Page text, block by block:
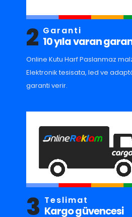
2 Garanti
10 yıla varan
Online Kutu Harf Paslanmaz
Elektronik tesisata, led ve
garanti verir.
3 Teslimat
Kargo güvencesi